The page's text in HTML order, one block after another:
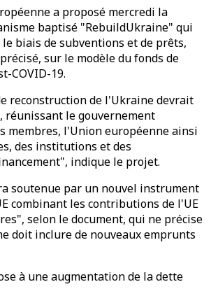
a proposé mercredi la
baptisé "RebuildUkraine" qui
biais de subventions et de prêts,
sur le modèle du fonds de
COVID-19.
reconstruction de l'Ukraine devrait
réunissant le gouvernement
membres, l'Union européenne ainsi
des institutions et des
indique le projet.
soutenue par un nouvel instrument
combinant les contributions de l'UE
selon le document, qui ne précise
doit inclure de nouveaux emprunts
à une augmentation de la dette